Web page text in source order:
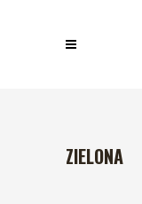
ZIELONA